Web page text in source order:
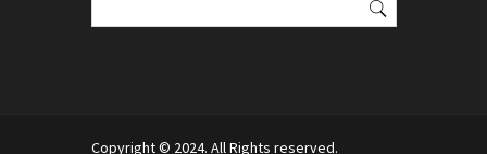
Copyright © 2024. All Rights reserved.